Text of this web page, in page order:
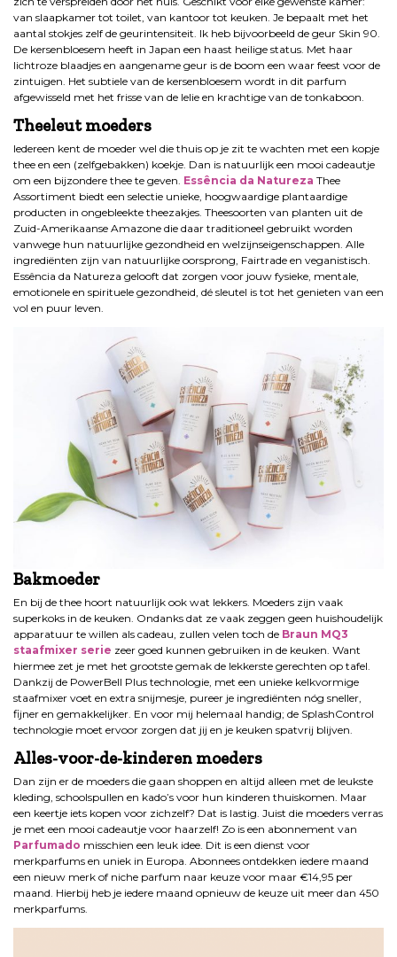
van slaapkamer tot toilet, van kantoor tot keuken. Je bepaalt met het
aantal stokjes zelf de geurintensiteit. Ik heb bijvoorbeeld de geur Skin 90.
De kersenbloesem heeft in Japan een haast heilige status. Met haar
lichtroze blaadjes en aangename geur is de boom een waar feest voor de
zintuigen. Het subtiele van de kersenbloesem wordt in dit parfum
afgewisseld met het frisse van de lelie en krachtige van de tonkaboon.
Theeleut moeders
Iedereen kent de moeder wel die thuis op je zit te wachten met een kopje
thee en een (zelfgebakken) koekje. Dan is natuurlijk een mooi cadeautje
om een bijzondere thee te geven. Essência da Natureza Thee
Assortiment biedt een selectie unieke, hoogwaardige plantaardige
producten in ongebleekte theezakjes. Theesoorten van planten uit de
Zuid-Amerikaanse Amazone die daar traditioneel gebruikt worden
vanwege hun natuurlijke gezondheid en welzijnseigenschappen. Alle
ingrediënten zijn van natuurlijke oorsprong, Fairtrade en veganistisch.
Essência da Natureza gelooft dat zorgen voor jouw fysieke, mentale,
emotionele en spirituele gezondheid, dé sleutel is tot het genieten van een
vol en puur leven.
Bakmoeder
En bij de thee hoort natuurlijk ook wat lekkers. Moeders zijn vaak
superkoks in de keuken. Ondanks dat ze vaak zeggen geen huishoudelijk
apparatuur te willen als cadeau, zullen velen toch de Braun MQ3
staafmixer serie zeer goed kunnen gebruiken in de keuken. Want
hiermee zet je met het grootste gemak de lekkerste gerechten op tafel.
Dankzij de PowerBell Plus technologie, met een unieke kelkvormige
staafmixer voet en extra snijmesje, pureer je ingrediënten nóg sneller,
fijner en gemakkelijker. En voor mij helemaal handig; de SplashControl
technologie moet ervoor zorgen dat jij en je keuken spatvrij blijven.
Alles-voor-de-kinderen moeders
Dan zijn er de moeders die gaan shoppen en altijd alleen met de leukste
kleding, schoolspullen en kado’s voor hun kinderen thuiskomen. Maar
een keertje iets kopen voor zichzelf? Dat is lastig. Juist die moeders verras
je met een mooi cadeautje voor haarzelf! Zo is een abonnement van
Parfumado misschien een leuk idee. Dit is een dienst voor
merkparfums en uniek in Europa. Abonnees ontdekken iedere maand
een nieuw merk of niche parfum naar keuze voor maar €14,95 per
maand. Hierbij heb je iedere maand opnieuw de keuze uit meer dan 450
merkparfums.